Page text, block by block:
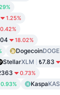
1.25%
0.42%
18.02%
DogecoinDOGE
StellarXLM ₺7.83
0.73%
0.93% KaspaKAS